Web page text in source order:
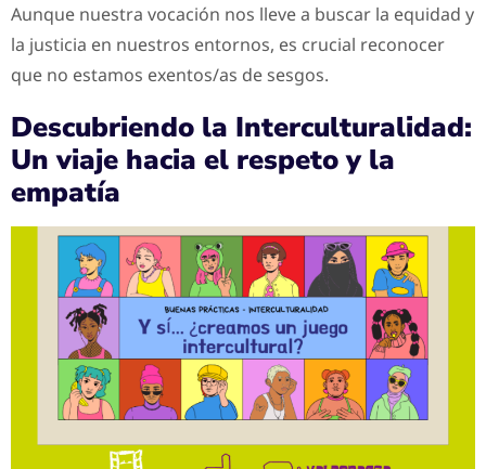
Aunque nuestra vocación nos lleve a buscar la equidad y
la justicia en nuestros entornos, es crucial reconocer
que no estamos exentos/as de sesgos.
Descubriendo la Interculturalidad:
Un viaje hacia el respeto y la
empatía